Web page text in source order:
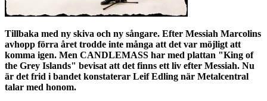
Tillbaka med ny skiva och ny sångare. Efter Messiah Marcolins
avhopp förra året trodde inte många att det var möjligt att
komma igen. Men CANDLEMASS har med plattan "King of
the Grey Islands" bevisat att det finns ett liv efter Messiah. Nu
är det frid i bandet konstaterar Leif Edling när Metalcentral
talar med honom.